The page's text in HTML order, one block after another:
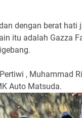
dengan berat hati
itu adalah Gazza
, Muhammad
Auto Matsuda.